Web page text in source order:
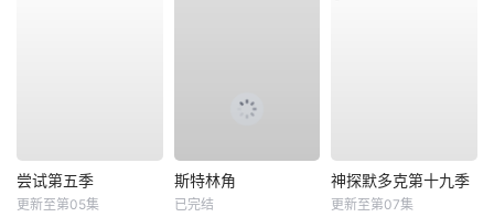
尝试第五季
更新至第05集
斯特林角
已完结
神探默多克第十九季
更新至第07集